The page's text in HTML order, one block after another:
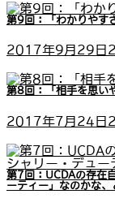
第9回：「わかりやす
2017年9月29日
第8回：「相手を思い
2017年7月24日
第7回：UCDAの存在
ーティー」なのかな、